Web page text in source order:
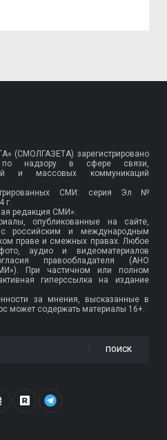
(СМОЛГАЗЕТА) зарегистрировано
надзору в сфере связи,
и массовых коммуникаций
СМИ: серия Эл №
г.
редакция СМИ».
опубликованные на сайте,
российским и международным
праве и смежных правах. Любое
аудио и видеоматериалов
правообладателя (АНО
При частичном или полном
гиперссылка на издание
за мнения, высказанные в
может содержать материалы 16+.
ПОИСК